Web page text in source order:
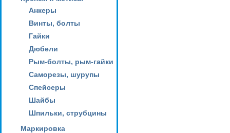
Анкеры
Винты, болты
Гайки
Дюбели
Рым-болты, рым-гайки
Саморезы, шурупы
Спейсеры
Шайбы
Шпильки, струбцины
Маркировка